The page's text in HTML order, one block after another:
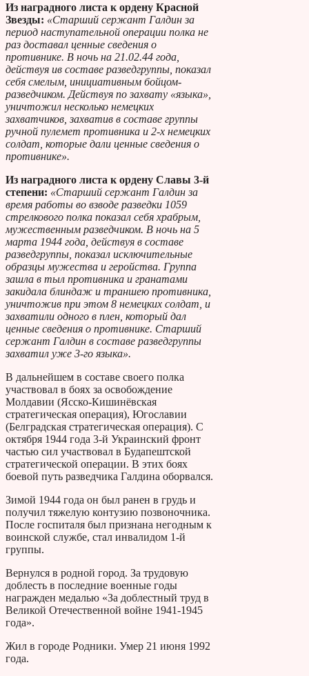
Из наградного листа к ордену Красной
Звезды: «Старший сержант Галдин за
период наступательной операции полка не
раз доставал ценные сведения о
противнике. В ночь на 21.02.44 года,
действуя ив составе разведгруппы, показал
себя смелым, инициативным бойцом-
разведчиком. Действуя по захвату «языка»,
уничтожил несколько немецких
захватчиков, захватив в составе группы
ручной пулемет противника и 2-х немецких
солдат, которые дали ценные сведения о
противнике».
Из наградного листа к ордену Славы 3-й
степени: «Старший сержант Галдин за
время работы во взводе разведки 1059
стрелкового полка показал себя храбрым,
мужественным разведчиком. В ночь на 5
марта 1944 года, действуя в составе
разведгруппы, показал исключительные
образцы мужества и геройства. Группа
зашла в тыл противника и гранатами
закидала блиндаж и траншею противника,
уничтожив при этом 8 немецких солдат, и
захватили одного в плен, который дал
ценные сведения о противнике. Старший
сержант Галдин в составе разведгруппы
захватил уже 3-го языка».
В дальнейшем в составе своего полка
участвовал в боях за освобождение
Молдавии (Ясско-Кишинёвская
стратегическая операция), Югославии
(Белградская стратегическая операция). С
октября 1944 года 3-й Украинский фронт
частью сил участвовал в Будапештской
стратегической операции. В этих боях
боевой путь разведчика Галдина оборвался.
Зимой 1944 года он был ранен в грудь и
получил тяжелую контузию позвоночника.
После госпиталя был признана негодным к
воинской службе, стал инвалидом 1-й
группы.
Вернулся в родной город. За трудовую
доблесть в последние военные годы
награжден медалью «За доблестный труд в
Великой Отечественной войне 1941-1945
года».
Жил в городе Родники. Умер 21 июня 1992
года.